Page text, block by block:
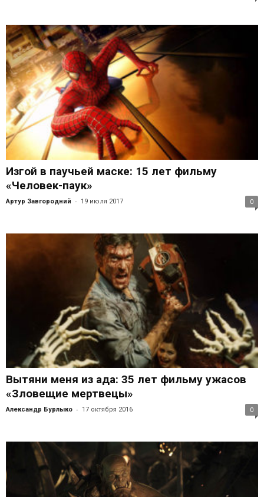
Изгой в паучьей маске: 15 лет фильму
«Человек-паук»
Артур Завгородний - 19 июля 2017 0
Вытяни меня из ада: 35 лет фильму ужасов
«Зловещие мертвецы»
Александр Бурлыко - 17 октября 2016 0